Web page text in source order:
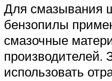
Для смазывания
бензопилы
смазочные
производителей.
использовать